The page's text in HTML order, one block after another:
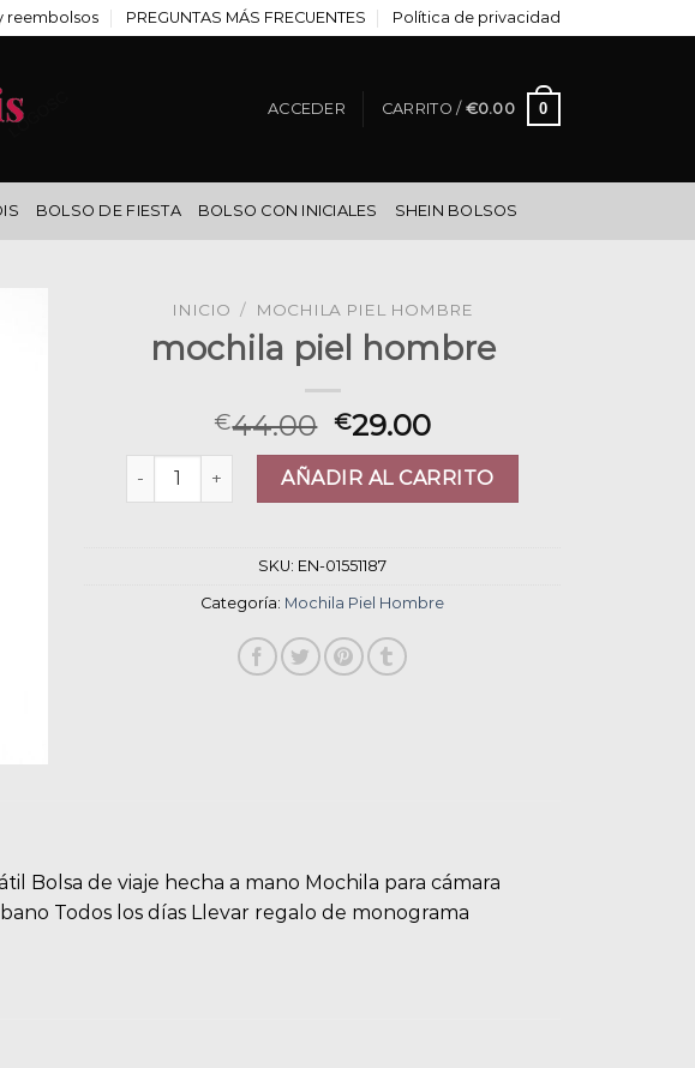
reembolsos PREGUNTAS MÁS FRECUENTES Política de privacidad
ACCEDER CARRITO / €0.00 0
BOLSO DE FIESTA BOLSO CON INICIALES SHEIN BOLSOS
INICIO / MOCHILA PIEL HOMBRE
mochila piel hombre
€44.00 €29.00
mochila piel hombre cantidadAÑADIR AL CARRITO
SKU: EN-01551187
Categoría: Mochila Piel Hombre
Bolsa de viaje hecha a mano Mochila para cámara
Todos los días Llevar regalo de monograma